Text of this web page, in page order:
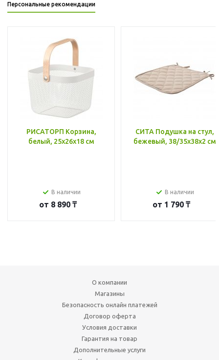
Персональные рекомендации
РИСАТОРП Корзина,
белый, 25x26x18 см
В наличии
от 8 890 ₸
СИТА Подушка на стул,
бежевый, 38/35x38x2 см
В наличии
от 1 790 ₸
О компании
Магазины
Безопасность онлайн платежей
Договор оферта
Условия доставки
Гарантия на товар
Дополнительные услуги